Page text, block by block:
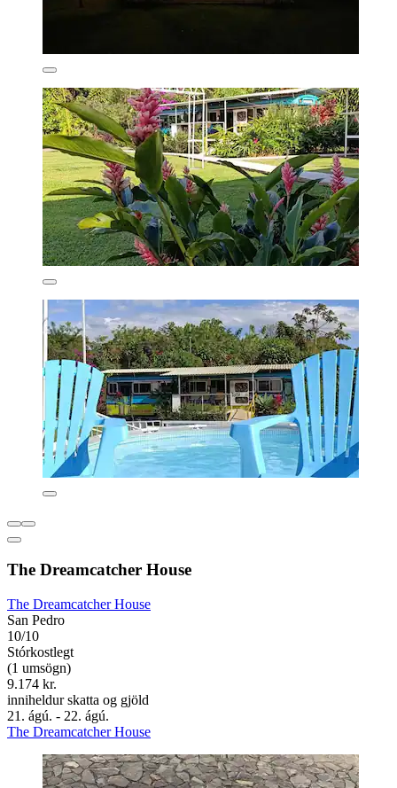
The Dreamcatcher House
The Dreamcatcher House
San Pedro
10/10
Stórkostlegt
(1 umsögn)
9.174 kr.
inniheldur skatta og gjöld
21. ágú. - 22. ágú.
The Dreamcatcher House